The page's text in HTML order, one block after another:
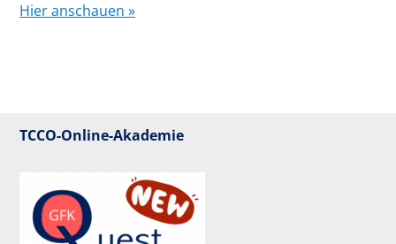
Hier anschauen »
TCCO-Online-Akademie